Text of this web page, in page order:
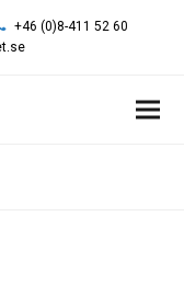
+46 (0)8-411 52 60